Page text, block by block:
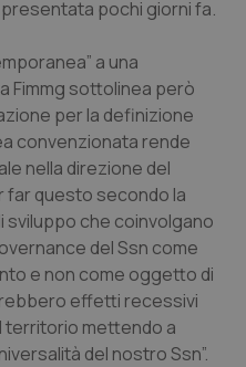
Bolzano
presentata pochi giorni fa.
a una
Fimmg sottolinea però
per la definizione
convenzionata rende
nella direzione del
far questo secondo la
sviluppo che coinvolgano
del Ssn come
e non come oggetto di
effetti recessivi
territorio mettendo a
del nostro Ssn”.